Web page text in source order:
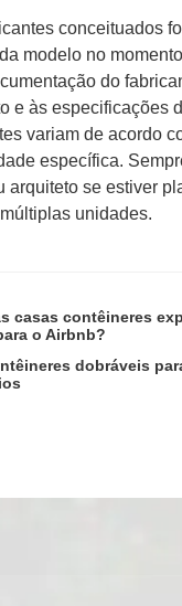
conceituados
modelo no
do
e às especificações
variam de acordo
específica.
arquiteto se estiver
unidades.
casas contêineres
o Airbnb?
dobráveis